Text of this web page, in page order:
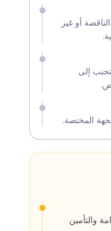
أو غير
إلى
المختصة.
والتأمين